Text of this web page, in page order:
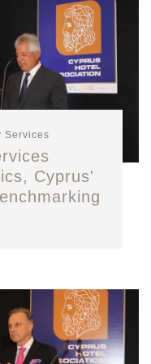
Services
Cyprus'